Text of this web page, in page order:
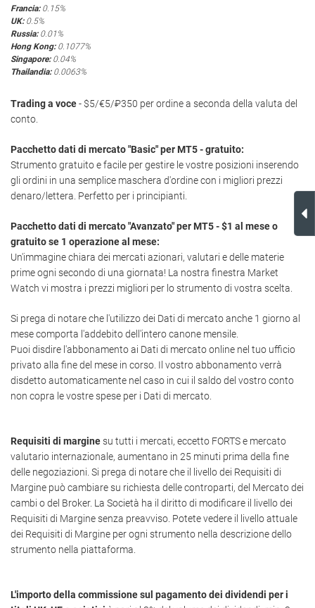
Francia:0.15%
UK:0.5%
Russia:0.01%
Hong Kong:0.1077%
Singapore:0.04%
Thailandia:0.0063%
Trading a voce- $5/€5/₽350 per ordine a seconda della valuta del
conto.
Pacchetto dati di mercato "Basic" per MT5 - gratuito:
Strumento gratuito e facile per gestire le vostre posizioni inserendo
gli ordini in una semplice maschera d'ordine con i migliori prezzi
denaro/lettera. Perfetto per i principianti.
Pacchetto dati di mercato "Avanzato" per MT5 - $1 al mese o
gratuito se 1 operazione al mese:
Un'immagine chiara dei mercati azionari, valutari e delle materie
prime ogni secondo di una giornata! La nostra finestra Market
Watch vi mostra i prezzi migliori per lo strumento di vostra scelta.
Si prega di notare che l'utilizzo dei Dati di mercato anche 1 giorno al
mese comporta l'addebito dell'intero canone mensile.
Puoi disdire l'abbonamento ai Dati di mercato online nel tuo ufficio
privato alla fine del mese in corso. Il vostro abbonamento verrà
disdetto automaticamente nel caso in cui il saldo del vostro conto
non copra le vostre spese per i Dati di mercato.
Requisiti di marginesu tutti i mercati, eccetto FORTS e mercato
valutario internazionale, aumentano in 25 minuti prima della fine
delle negoziazioni. Si prega di notare che il livello dei Requisiti di
Margine può cambiare su richiesta delle controparti, del Mercato dei
cambi o del Broker. La Società ha il diritto di modificare il livello dei
Requisiti di Margine senza preavviso. Potete vedere il livello attuale
dei Requisiti di Margine per ogni strumento nella descrizione dello
strumento nella piattaforma.
L'importo della commissione sul pagamento dei dividendi per i